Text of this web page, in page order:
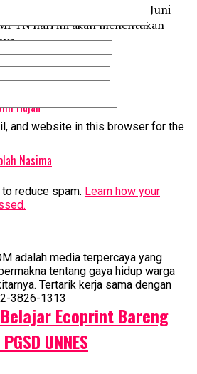
diterima dilakukan 12 – 13 Juni
hari ini akan menentukan
Hujan
Nasima
adalah media terpercaya yang
tentang gaya hidup warga
Tertarik kerja sama dengan
3826-1313
and website in this browser for the
reduce spam. Learn how your
Ecoprint Bareng
UNNES